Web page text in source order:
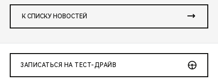
К СПИСКУ НОВОСТЕЙ
ЗАПИСАТЬСЯ НА ТЕСТ-ДРАЙВ